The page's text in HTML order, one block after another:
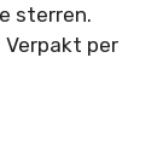
sterren.
Verpakt per